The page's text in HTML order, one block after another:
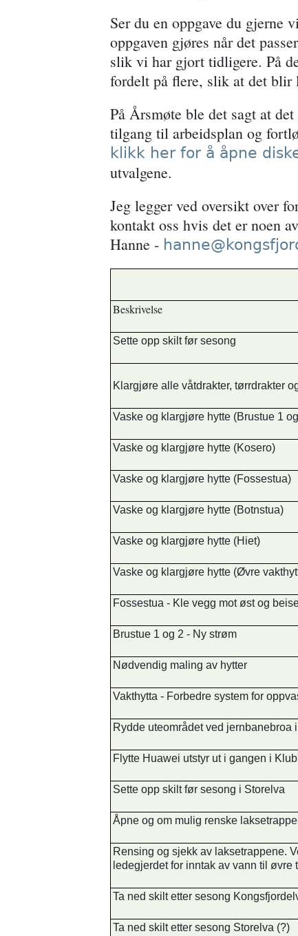
Ser du en oppgave du gjerne
oppgaven gjøres når det
slik vi har gjort tidligere. På
fordelt på flere, slik at det blir
På Årsmøte ble det sagt at
tilgang til arbeidsplan og
klikk her for å åpne
utvalgene.
Jeg legger ved oversikt over
kontakt oss hvis det er noen
Hanne -
Beskrivelse
Sette opp skilt før sesong
Klargjøre alle våtdrakter, tørrdrakter
Vaske og klargjøre hytte (Brustue 1
Vaske og klargjøre hytte (Kosero)
Vaske og klargjøre hytte (Fossestua)
Vaske og klargjøre hytte (Botnstua)
Vaske og klargjøre hytte (Hiet)
Vaske og klargjøre hytte (Øvre
Fossestua - Kle vegg mot øst og
Brustue 1 og 2 - Ny strøm
Nødvendig maling av hytter
Vakthytta - Forbedre system for
Rydde uteområdet ved jernbanebroa
Flytte Huawei utstyr ut i gangen i
Sette opp skilt før sesong i Storelva
Åpne og om mulig renske
Rensing og sjekk av laksetrappene.
ledegjerdet for inntak av vann til øvre
Ta ned skilt etter sesong
Ta ned skilt etter sesong Storelva (?)